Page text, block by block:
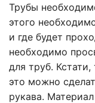
Трубы
этого
и где будет
необходимо
для труб.
это можно
рукава.